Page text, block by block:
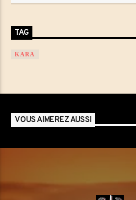
TAG
KARA
VOUS AIMEREZ AUSSI